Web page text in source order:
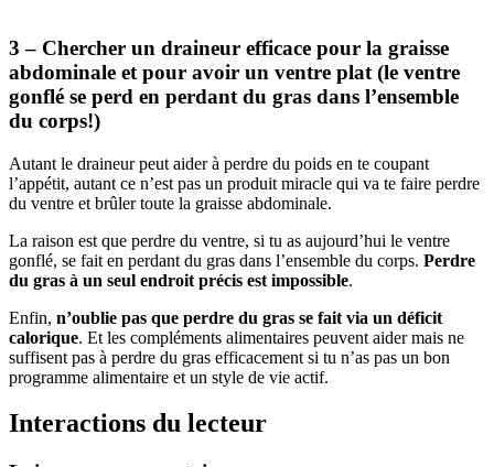
3 – Chercher un draineur efficace pour la graisse
abdominale et pour avoir un ventre plat (le ventre
gonflé se perd en perdant du gras dans l’ensemble
du corps!)
Autant le draineur peut aider à perdre du poids en te coupant
l’appétit, autant ce n’est pas un produit miracle qui va te faire perdre
du ventre et brûler toute la graisse abdominale.
La raison est que perdre du ventre, si tu as aujourd’hui le ventre
gonflé, se fait en perdant du gras dans l’ensemble du corps. Perdre
du gras à un seul endroit précis est impossible.
Enfin, n’oublie pas que perdre du gras se fait via un déficit
calorique. Et les compléments alimentaires peuvent aider mais ne
suffisent pas à perdre du gras efficacement si tu n’as pas un bon
programme alimentaire et un style de vie actif.
Interactions du lecteur